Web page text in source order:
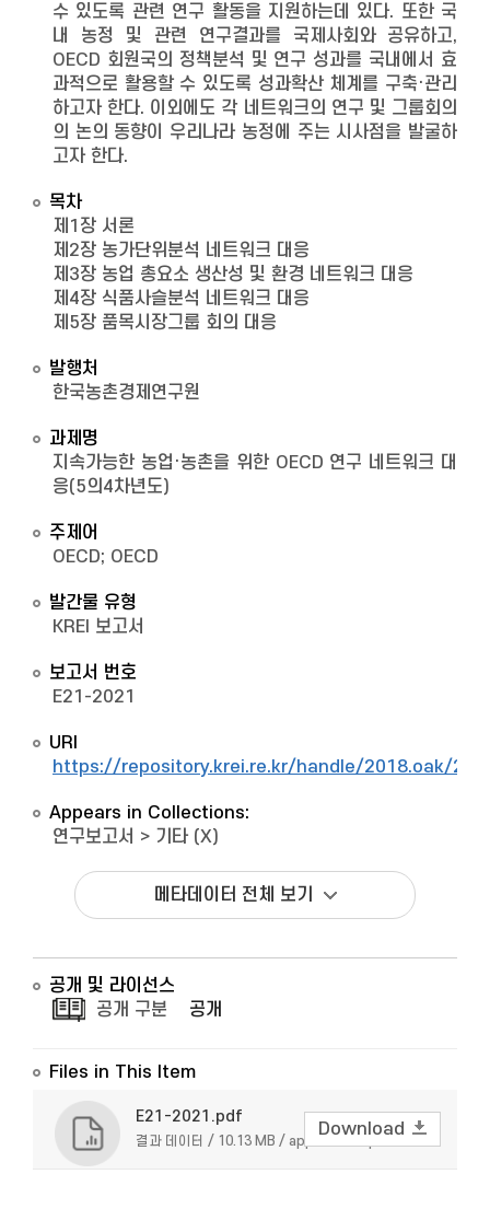
수 있도록 관련 연구 활동을 지원하는데 있다. 또한 국
내 농정 및 관련 연구결과를 국제사회와 공유하고,
OECD 회원국의 정책분석 및 연구 성과를 국내에서 효
과적으로 활용할 수 있도록 성과확산 체계를 구축·관리
하고자 한다. 이외에도 각 네트워크의 연구 및 그룹회의
의 논의 동향이 우리나라 농정에 주는 시사점을 발굴하
고자 한다.
목차
제1장 서론
제2장 농가단위분석 네트워크 대응
제3장 농업 총요소 생산성 및 환경 네트워크 대응
제4장 식품사슬분석 네트워크 대응
제5장 품목시장그룹 회의 대응
발행처
한국농촌경제연구원
과제명
지속가능한 농업·농촌을 위한 OECD 연구 네트워크 대
응(5의4차년도)
주제어
OECD; OECD
발간물 유형
KREI 보고서
보고서 번호
E21-2021
URI
https://repository.krei.re.kr/handle/2018.oak/
Appears in Collections:
연구보고서 > 기타 (X)
메타데이터 전체 보기
공개 및 라이선스
공개 구분
공개
Files in This Item
E21-2021.pdf
결과 데이터 / 10.13 MB / application/pdf
Download